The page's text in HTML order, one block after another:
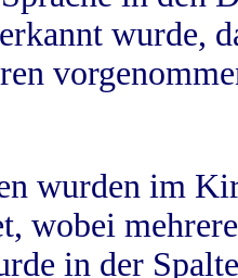
wurde,
wurden im
wobei
in der